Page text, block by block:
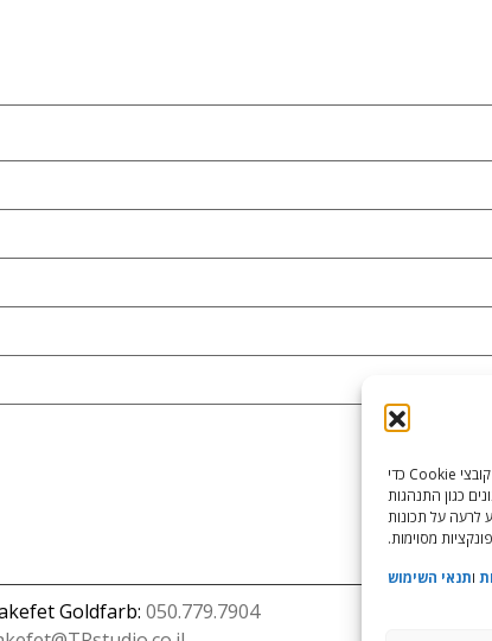
כדי לספק את חוויות המשתמש הטובות ביותר, אנו משתמשים בטכנולוגיות כמו קובצי Cookie כדי
כגון התנהגות
לרעה על תכונות
מסוימות.
ותנאי השימוש
Goldfarb:050.779.7904